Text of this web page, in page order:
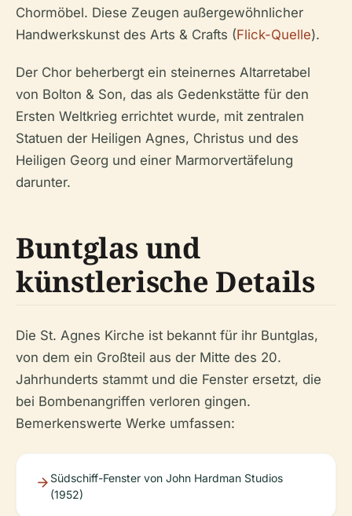
Chormöbel. Diese Zeugen außergewöhnlicher
Handwerkskunst des Arts & Crafts (Flick-Quelle).
Der Chor beherbergt ein steinernes Altarretabel
von Bolton & Son, das als Gedenkstätte für den
Ersten Weltkrieg errichtet wurde, mit zentralen
Statuen der Heiligen Agnes, Christus und des
Heiligen Georg und einer Marmorvertäfelung
darunter.
Buntglas und
künstlerische Details
Die St. Agnes Kirche ist bekannt für ihr Buntglas,
von dem ein Großteil aus der Mitte des 20.
Jahrhunderts stammt und die Fenster ersetzt, die
bei Bombenangriffen verloren gingen.
Bemerkenswerte Werke umfassen:
Südschiff-Fenster von John Hardman Studios
(1952)